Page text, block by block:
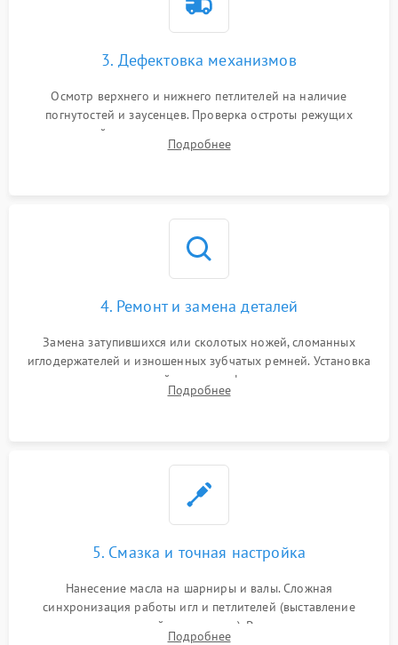
3. Дефектовка механизмов
Осмотр верхнего и нижнего петлителей на наличие
погнутостей и заусенцев. Проверка остроты режущих
кромок ножей, состояния приводного ремня, электромотора
и механизма дифференциальной подачи ткани.
Подробнее
4. Ремонт и замена деталей
Замена затупившихся или сколотых ножей, сломанных
иглодержателей и изношенных зубчатых ремней. Установка
новых петлителей взамен деформированных.
Восстановление контактов в педали и цепях
Подробнее
5. Смазка и точная настройка
Нанесение масла на шарниры и валы. Сложная
синхронизация работы игл и петлителей (выставление
зазоров до сотых долей миллиметра). Регулировка прижима
Подробнее